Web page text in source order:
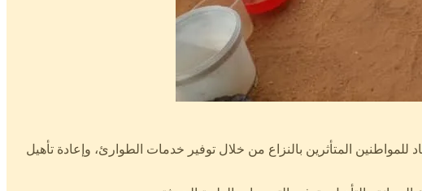
السريع على تقديم الدعم والإسناد للمواطنين المتأثرين بالنزاع من خلال توفير خدمات الطوارئ، وإعادة تأهيل